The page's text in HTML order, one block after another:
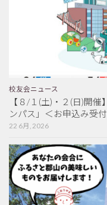
校友会ニュース
【８/１(土)・２(日)開
ンパス」＜お申込み受
22 6月, 2026